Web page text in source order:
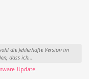
die fehlerhafte Version im
dass ich...
Update